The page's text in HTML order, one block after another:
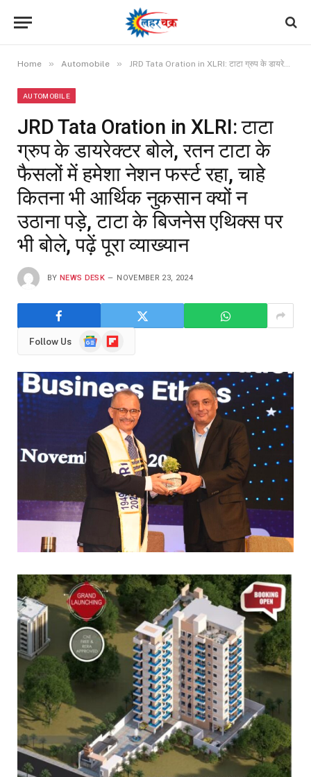
Home » Automobile » JRD Tata Oration in XLRI: टाटा ग्रुप के डायरेक्टर बोले, रतन टाटा के फैसलों में हमेशा नेशन फर्स्ट रहा, चाहे कितना भी आर्थिक नुकसान क्यों न उठाना पड़े, टाटा के बिजनेस एथिक्स पर भी बोले, पढ़ें पूरा व्याख्यान
AUTOMOBILE
JRD Tata Oration in XLRI: टाटा
ग्रुप के डायरेक्टर बोले, रतन टाटा के
फैसलों में हमेशा नेशन फर्स्ट रहा, चाहे
कितना भी आर्थिक नुकसान क्यों न
उठाना पड़े, टाटा के बिजनेस एथिक्स पर
भी बोले, पढ़ें पूरा व्याख्यान
BY NEWS DESK NOVEMBER 23, 2024
Follow Us
GoogleFlipboard